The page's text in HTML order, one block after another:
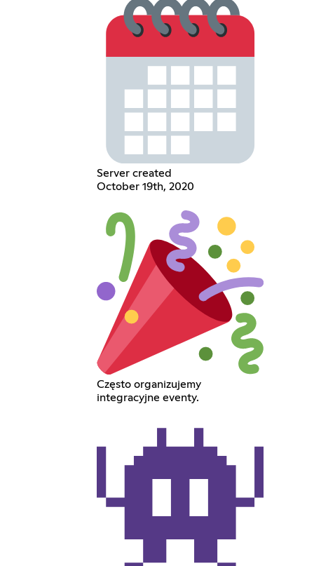
Server created
October 19th, 2020
Często organizujemy
integracyjne eventy.